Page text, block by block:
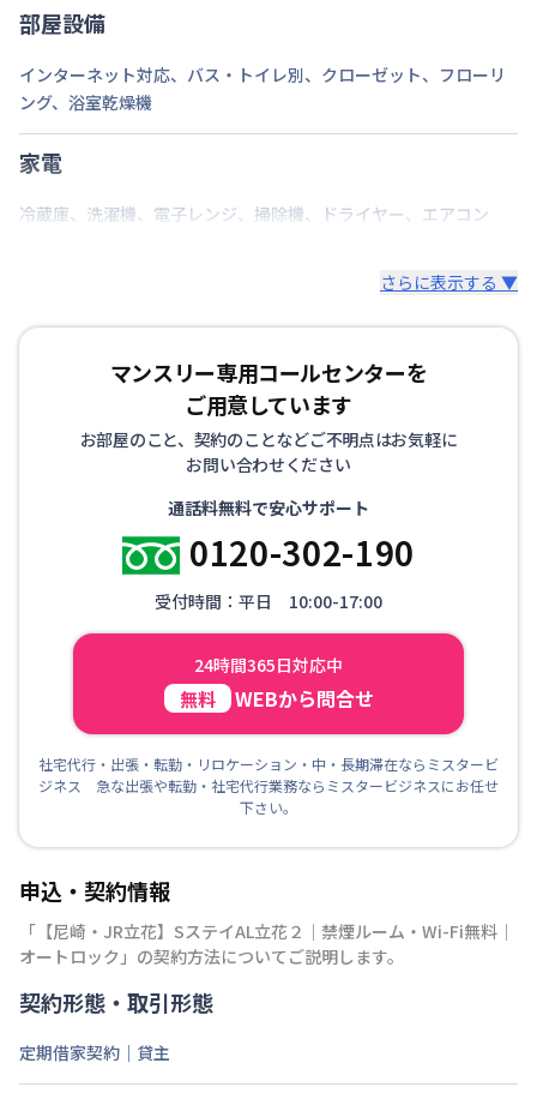
部屋設備
インターネット対応、 バス・トイレ別、 クローゼット、 フローリ
ング、 浴室乾燥機
家電
冷蔵庫、 洗濯機、 電子レンジ、 掃除機、 ドライヤー、 エアコン
さらに表示する ▼
マンスリー専用コールセンターを
ご用意しています
お部屋のこと、契約のことなどご不明点はお気軽に
お問い合わせください
通話料無料で安心サポート
0120-302-190
受付時間：平日 10:00-17:00
24時間365日対応中
無料 WEBから問合せ
社宅代行・出張・転勤・リロケーション・中・長期滞在ならミスタービ
ジネス 急な出張や転勤・社宅代行業務ならミスタービジネスにお任せ
下さい。
申込・契約情報
「 【尼崎・JR立花】SステイAL立花２｜禁煙ルーム・Wi-Fi無料｜
オートロック 」の契約方法についてご説明します。
契約形態・取引形態
定期借家契約｜貸主